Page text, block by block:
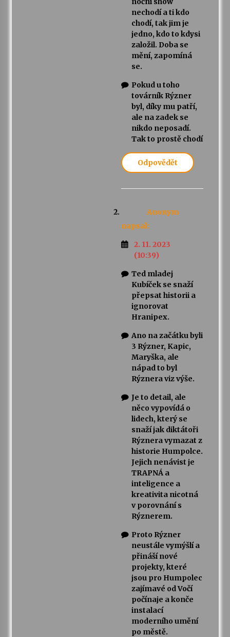
nechodí a ti kdo
chodí, tak jim je
jedno, kdo to kdysi
založil. Doba se
mění, zapomíná
se.
Pokud u toho
továrník Rýzner
byl, díky mu patří,
ale na zadek se
nikdo neposadí.
Tak to prostě chodí
Odpovědět
Anonym
napsal:
2. 11. 2023
(10:39)
Ted mladej
Kubíček se snaží
přepsat historii a
ignorovat
Hranipex.
Ano na začátku byli
3 Rýzner, Kapic,
Maryška, ale
nápad to byl
Rýznera viz výše.
Je to detail, ale
něco vypovídá o
lidech, který se
snaží jak diktátoři
Rýznera vymazat z
historie Humpolce.
Jejich nenávist je
TRAPNÁ a
inteligence a
kreativita nicotná
v porovnání s
Rýznerem.
Proto Rýzner
neustále vymýšlí a
přináší nové
projekty, které
jsou pro Humpolec
zajímavé od Vočí
počínaje a konče
instalací
moderního umění
po městě.